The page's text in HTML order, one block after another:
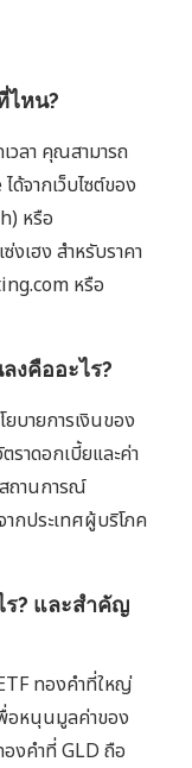
ไหน?
วลา คุณสามารถ
จากเว็บไซต์ของ
หรือ
เฮง สำหรับราคา
หรือ
งคืออะไร?
บายการเงินของ
ราดอกเบี้ยและค่า
ถานการณ์
กประเทศผู้บริโภค
ร? และสำคัญ
ทองคำที่ใหญ่
อหนุนมูลค่าของ
งคำที่ GLD ถือ